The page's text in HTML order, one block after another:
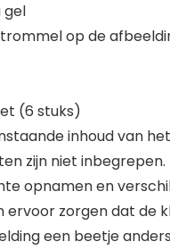
gel
op de
(6 stuks)
inhoud van
zijn niet inbegrepen.
opnamen en
ervoor zorgen dat de
een beetje